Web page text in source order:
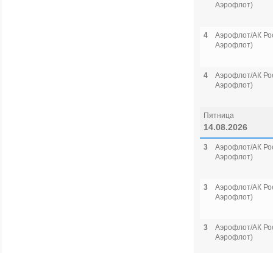
Аэрофлот)
4
Аэрофлот/АК
Аэрофлот)
4
Аэрофлот/АК
Аэрофлот)
Пятница
14.08.2026
3
Аэрофлот/АК
Аэрофлот)
3
Аэрофлот/АК
Аэрофлот)
3
Аэрофлот/АК
Аэрофлот)